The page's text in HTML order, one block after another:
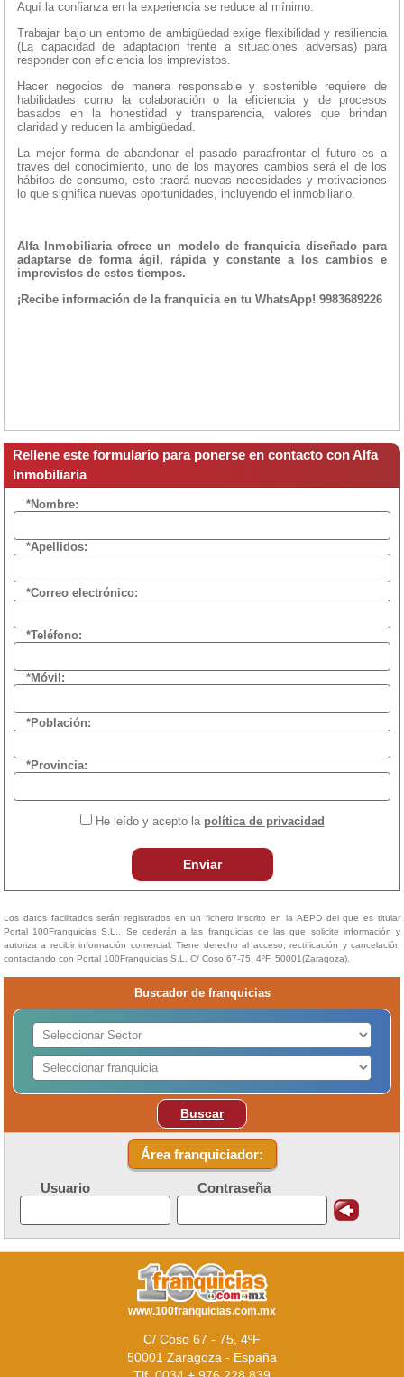
Aquí la confianza en la experiencia se reduce al mínimo.
Trabajar bajo un entorno de ambigüedad exige flexibilidad y resiliencia
(La capacidad de adaptación frente a situaciones adversas) para
responder con eficiencia los imprevistos.
Hacer negocios de manera responsable y sostenible requiere de
habilidades como la colaboración o la eficiencia y de procesos
basados en la honestidad y transparencia, valores que brindan
claridad y reducen la ambigüedad.
La mejor forma de abandonar el pasado paraafrontar el futuro es a
través del conocimiento, uno de los mayores cambios será el de los
hábitos de consumo, esto traerá nuevas necesidades y motivaciones
lo que significa nuevas oportunidades, incluyendo el inmobiliario.
Alfa Inmobiliaria ofrece un modelo de franquicia diseñado para
adaptarse de forma ágil, rápida y constante a los cambios e
imprevistos de estos tiempos.
¡Recibe información de la franquicia en tu WhatsApp! 9983689226
Rellene este formulario para ponerse en contacto con Alfa
Inmobiliaria
*Nombre:
*Apellidos:
*Correo electrónico:
*Teléfono:
*Móvil:
*Población:
*Provincia:
He leído y acepto la política de privacidad
Enviar
Los datos facilitados serán registrados en un fichero inscrito en la AEPD del que es titular
Portal 100Franquicias S.L.. Se cederán a las franquicias de las que solicite información y
autoriza a recibir información comercial. Tiene derecho al acceso, rectificación y cancelación
contactando con Portal 100Franquicias S.L. C/ Coso 67-75, 4ºF, 50001(Zaragoza).
Buscador de franquicias
Buscar
Área franquiciador:
Usuario Contraseña
www.100franquicias.com.mx
C/ Coso 67 - 75, 4ºF
50001 Zaragoza - España